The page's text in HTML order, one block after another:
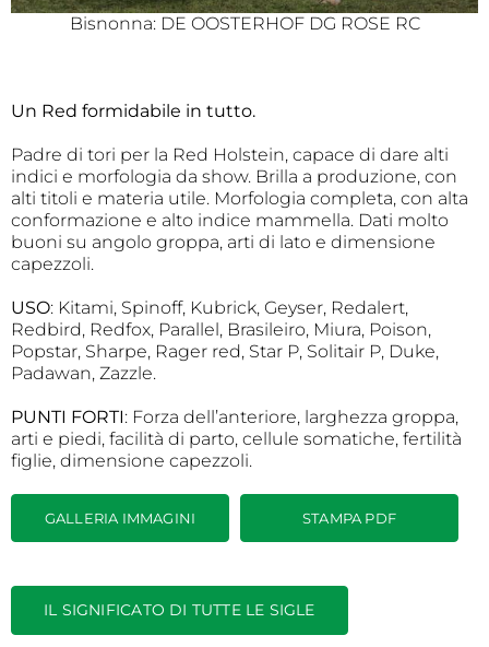
Bisnonna: DE OOSTERHOF DG ROSE RC
Un Red formidabile in tutto.
Padre di tori per la Red Holstein, capace di dare alti
indici e morfologia da show. Brilla a produzione, con
alti titoli e materia utile. Morfologia completa, con alta
conformazione e alto indice mammella. Dati molto
buoni su angolo groppa, arti di lato e dimensione
capezzoli.
USO: Kitami, Spinoff, Kubrick, Geyser, Redalert,
Redbird, Redfox, Parallel, Brasileiro, Miura, Poison,
Popstar, Sharpe, Rager red, Star P, Solitair P, Duke,
Padawan, Zazzle.
PUNTI FORTI: Forza dell’anteriore, larghezza groppa,
arti e piedi, facilità di parto, cellule somatiche, fertilità
figlie, dimensione capezzoli.
GALLERIA IMMAGINI STAMPA PDF
IL SIGNIFICATO DI TUTTE LE SIGLE